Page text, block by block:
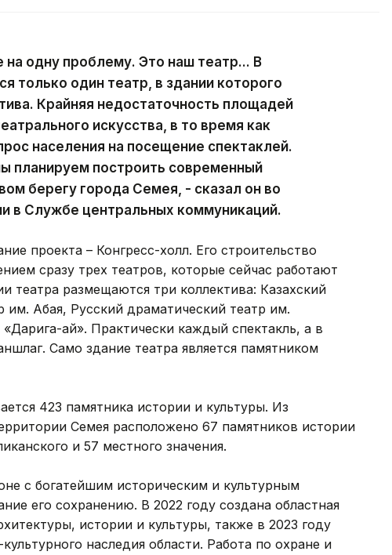
на одну проблему. Это наш театр... В
только один театр, в здании которого
Крайняя недостаточность площадей
искусства, в то время как
населения на посещение спектаклей.
планируем построить современный
берегу города Семея, - сказал он во
в Службе центральных коммуникаций.
проекта – Конгресс-холл. Его строительство
сразу трех театров, которые сейчас работают
театра размещаются три коллектива: Казахский
им. Абая, Русский драматический театр им.
ай». Практически каждый спектакль, а в
Само здание театра является памятником
423 памятника истории и культуры. Из
Семея расположено 67 памятников истории
и 57 местного значения.
с богатейшим историческим и культурным
его сохранению. В 2022 году создана областная
истории и культуры, также в 2023 году
наследия области. Работа по охране и